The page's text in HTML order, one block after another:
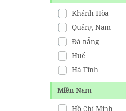
Giá từ:
Tour đang
BẢNG GIÁ
Giá từ:
Vé
Khánh Hòa
Quảng Nam
Đà nẵng
Huế
Hà Tĩnh
Miền Nam
Hồ Chí Minh